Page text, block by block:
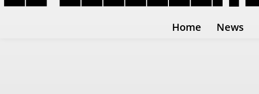
Home News